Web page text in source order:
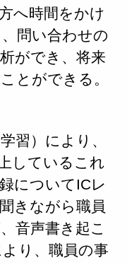
へ時間をかけ
問い合わせの
ができ、将来
とができる。
習）により、
しているこれ
についてICレ
きながら職員
音声書き起こ
り、職員の事